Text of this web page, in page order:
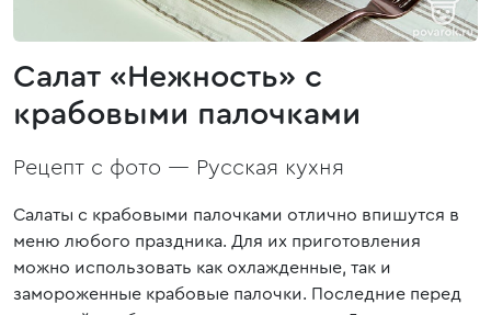
Салат «Нежность» с
крабовыми палочками
Рецепт с фото — Русская кухня
Салаты с крабовыми палочками отлично впишутся в
меню любого праздника. Для их приготовления
можно использовать как охлажденные, так и
замороженные крабовые палочки. Последние перед